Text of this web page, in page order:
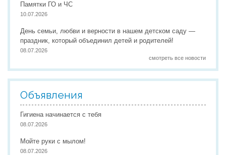
Памятки ГО и ЧС
10.07.2026
День семьи, любви и верности в нашем детском саду —
праздник, который объединил детей и родителей!
08.07.2026
смотреть все новости
Объявления
Гигиена начинается с тебя
08.07.2026
Мойте руки с мылом!
08.07.2026